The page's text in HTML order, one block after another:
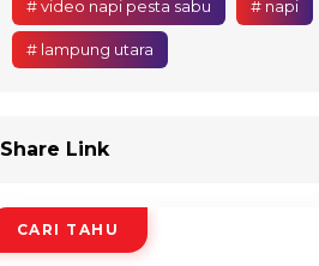
# video napi pesta sabu # napi
# lampung utara
Share Link
CARI TAHU